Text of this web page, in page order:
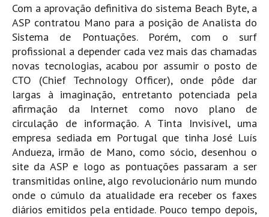
Com a aprovação definitiva do sistema Beach Byte, a
ASP contratou Mano para a posição de Analista do
Sistema de Pontuações. Porém, com o surf
profissional a depender cada vez mais das chamadas
novas tecnologias, acabou por assumir o posto de
CTO (Chief Technology Officer), onde pôde dar
largas à imaginação, entretanto potenciada pela
afirmação da Internet como novo plano de
circulação de informação. A Tinta Invisível, uma
empresa sediada em Portugal que tinha José Luís
Andueza, irmão de Mano, como sócio, desenhou o
site da ASP e logo as pontuações passaram a ser
transmitidas online, algo revolucionário num mundo
onde o cúmulo da atualidade era receber os faxes
diários emitidos pela entidade. Pouco tempo depois,